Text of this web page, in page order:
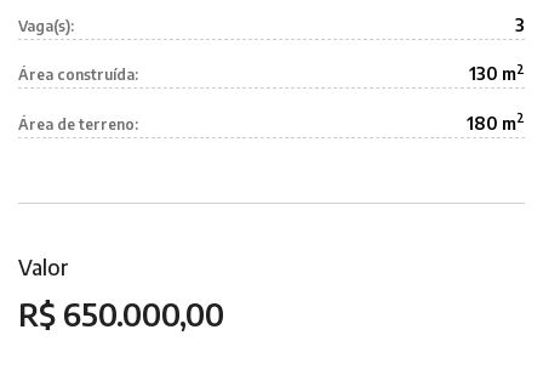
Vaga(s): 3
Área construída: 130 m2
Área de terreno: 180 m2
Valor
R$ 650.000,00